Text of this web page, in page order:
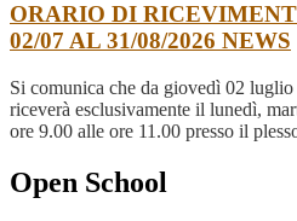
ORARIO DI
02/07 AL 31/08/2026 NEWS
Si comunica che da giovedì 02
riceverà esclusivamente il lunedì,
ore 9.00 alle ore 11.00 presso il
Open School